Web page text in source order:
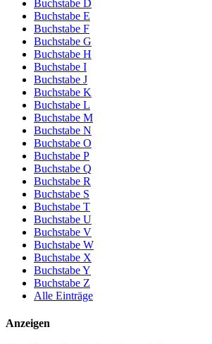
Buchstabe D
Buchstabe E
Buchstabe F
Buchstabe G
Buchstabe H
Buchstabe I
Buchstabe J
Buchstabe K
Buchstabe L
Buchstabe M
Buchstabe N
Buchstabe O
Buchstabe P
Buchstabe Q
Buchstabe R
Buchstabe S
Buchstabe T
Buchstabe U
Buchstabe V
Buchstabe W
Buchstabe X
Buchstabe Y
Buchstabe Z
Alle Einträge
Anzeigen